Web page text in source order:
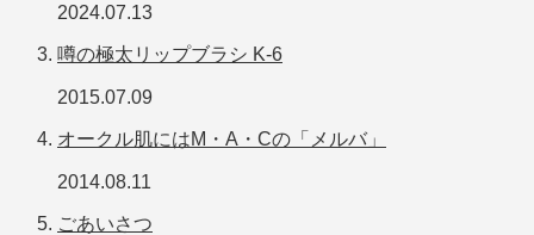
2024.07.13
噂の極太リップブラシ K-6
2015.07.09
オークル肌にはM・A・Cの「メルバ」
2014.08.11
ごあいさつ